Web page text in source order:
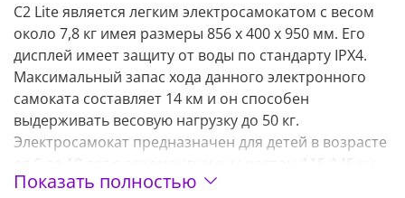
C2 Lite является легким электросамокатом с весом
около 7,8 кг имея размеры 856 х 400 х 950 мм. Его
дисплей имеет защиту от воды по стандарту IPX4.
Максимальный запас хода данного электронного
самоката составляет 14 км и он способен
выдерживать весовую нагрузку до 50 кг.
Электросамокат предназначен для детей в возрасте
от 6 до 10 лет с рекомендуемым ростом 115-145 см.
Электросамокат оснащен электродвигателем
Показать полностью